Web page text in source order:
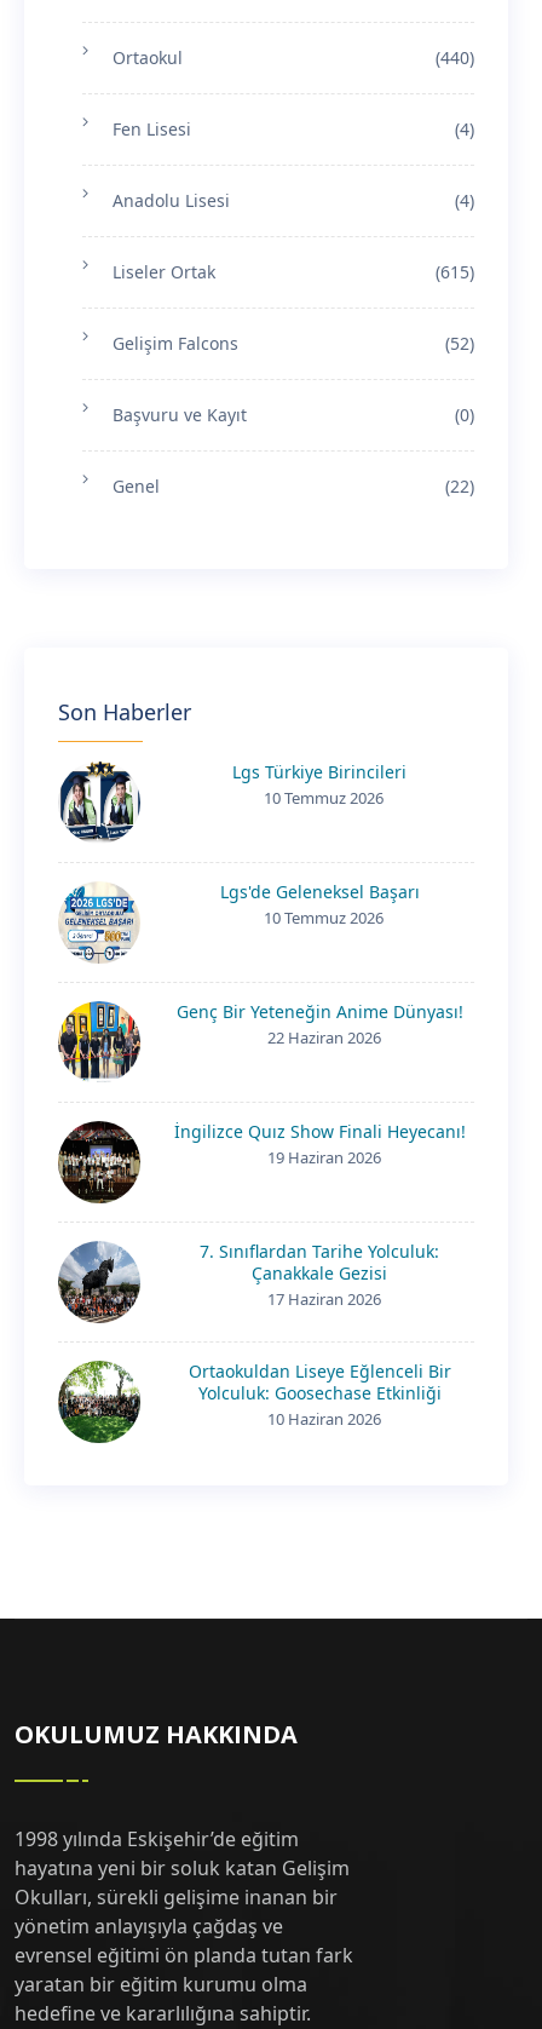
Ortaokul (440)
Fen Lisesi (4)
Anadolu Lisesi (4)
Liseler Ortak (615)
Gelişim Falcons (52)
Başvuru ve Kayıt (0)
Genel (22)
Son Haberler
Lgs Türkiye Birincileri
10 Temmuz 2026
Lgs'de Geleneksel Başarı
10 Temmuz 2026
Genç Bir Yeteneğin Anime Dünyası!
22 Haziran 2026
İngilizce Quız Show Finali Heyecanı!
19 Haziran 2026
7. Sınıflardan Tarihe Yolculuk:
Çanakkale Gezisi
17 Haziran 2026
Ortaokuldan Liseye Eğlenceli Bir
Yolculuk: Goosechase Etkinliği
10 Haziran 2026
OKULUMUZ HAKKINDA
1998 yılında Eskişehir’de eğitim
hayatına yeni bir soluk katan Gelişim
Okulları, sürekli gelişime inanan bir
yönetim anlayışıyla çağdaş ve
evrensel eğitimi ön planda tutan fark
yaratan bir eğitim kurumu olma
hedefine ve kararlılığına sahiptir.